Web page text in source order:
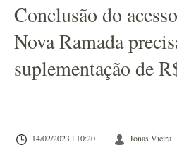
Conclusão do
Nova Ramada
suplementação de
14/02/2023 l 10:20 Jonas Vieira